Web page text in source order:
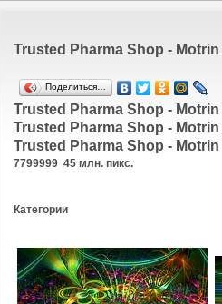
Trusted Pharma Shop - Motrin
Поделиться…
Trusted Pharma Shop - Motrin
Trusted Pharma Shop - Motrin
Trusted Pharma Shop - Motrin
7799999 45 млн. пикс.
Категории